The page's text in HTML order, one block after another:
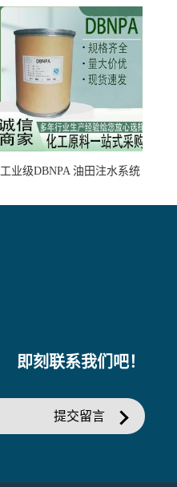
工业级DBNPA 油田注水系统
即刻联系我们吧！
提交留言